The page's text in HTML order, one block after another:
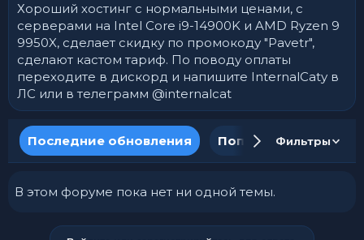
Хороший хостинг с нормальными ценами, с
серверами на Intel Core i9-14900K и AMD Ryzen 9
9950X, сделает скидку по промокоду "Pavetr",
сделают кастом тариф. По поводу оплаты
переходите в дискорд и напишите InternalCatу в
ЛС или в телеграмм @internalcat
Последние обновления ПопулярноеФильтры
В этом форуме пока нет ни одной темы.